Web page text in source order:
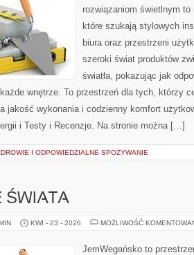
rozwiązaniom świetlnym
które szukają stylowych
biura oraz przestrzeni
szeroki świat produktów
światła, pokazując jak
wnętrze. To przestrzeń dla tych, którzy
jakość wykonania i codzienny komfort
i Testy i Recenzje. Na stronie można […]
I ODPOWIEDZIALNE SPOŻYWANIE
ŚWIATA
KWI - 23 - 2026 MOŻLIWOŚĆ
JemWegańsko to